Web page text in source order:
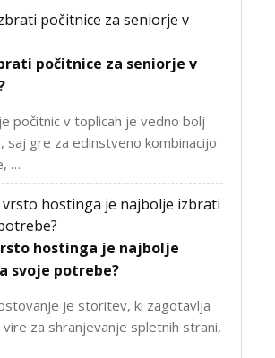
počitnice za seniorje v
počitnic v toplicah je vedno bolj
saj gre za edinstveno kombinacijo
…
hostinga je najbolje
svoje potrebe?
je storitev, ki zagotavlja
za shranjevanje spletnih strani,